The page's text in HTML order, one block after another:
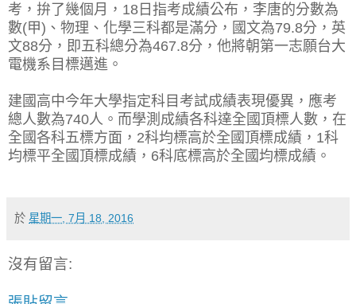
考，拚了幾個月，18日指考成績公布，李唐的分數為
數(甲)、物理、化學三科都是滿分，國文為79.8分，英
文88分，即五科總分為467.8分，他將朝第一志願台大
電機系目標邁進。
建國高中今年大學指定科目考試成績表現優異，應考
總人數為740人。而學測成績各科達全國頂標人數，在
全國各科五標方面，2科均標高於全國頂標成績，1科
均標平全國頂標成績，6科底標高於全國均標成績。
於 星期一, 7月 18, 2016
沒有留言: